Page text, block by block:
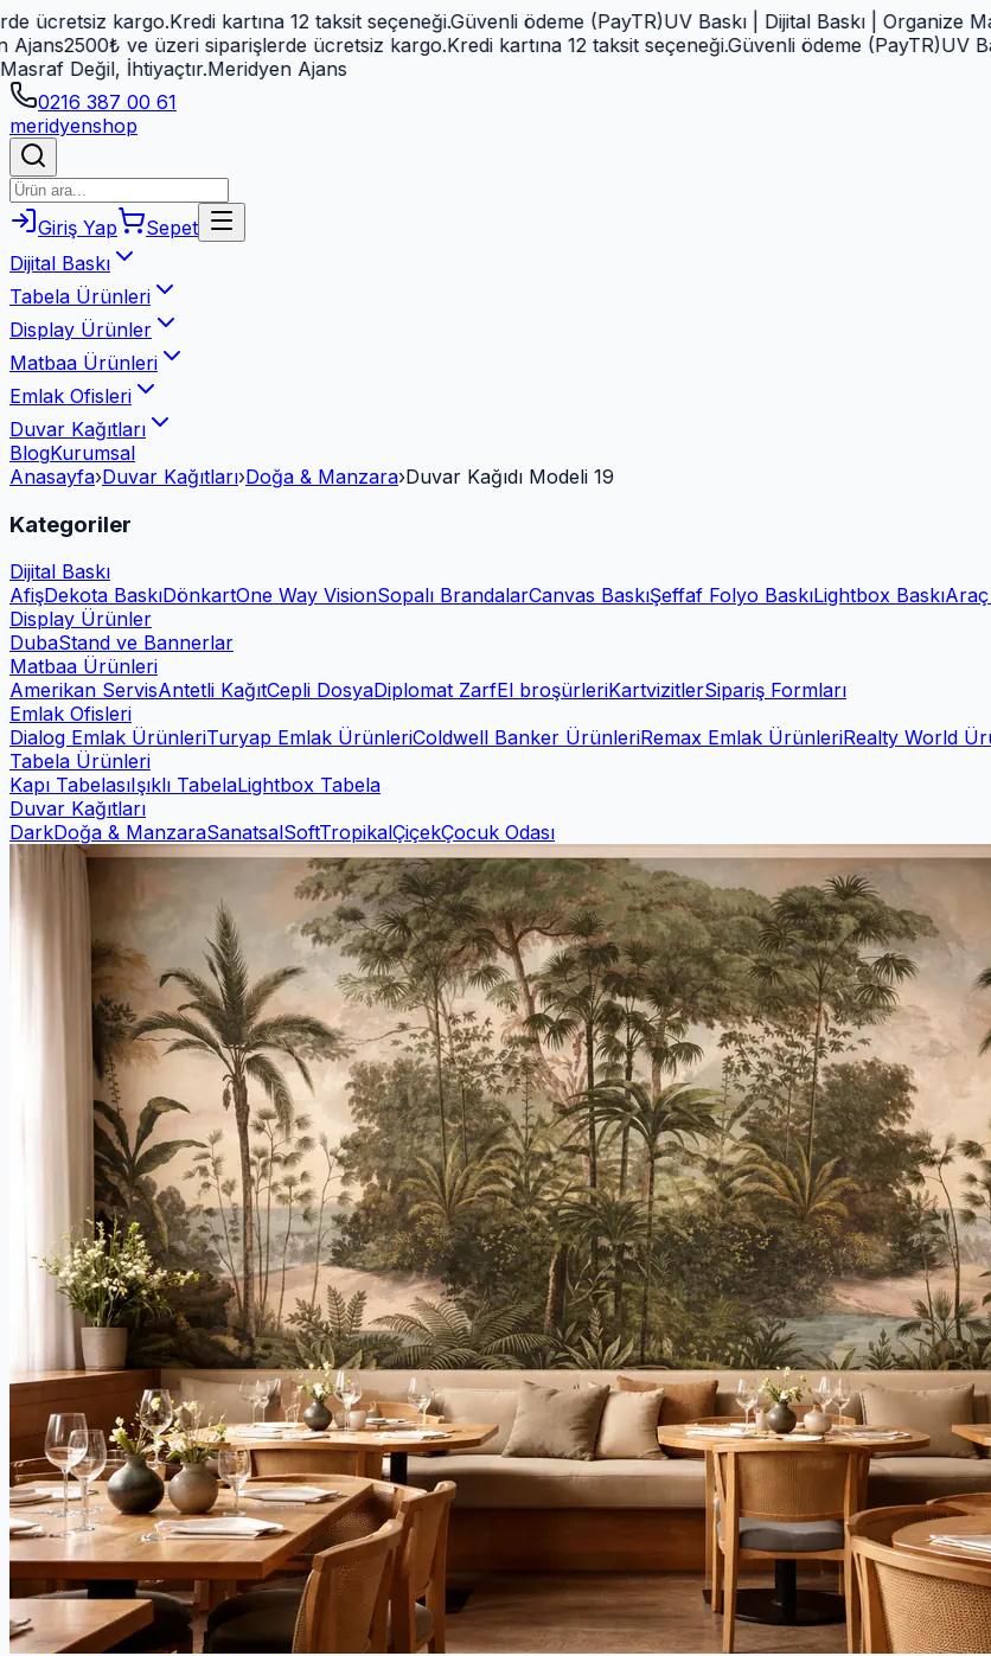
kargo.Kredi kartına 12 taksit seçeneği.Güvenli ödeme (PayTR)UV Baskı | Dijital Baskı | Organize
2500₺ ve üzeri siparişlerde ücretsiz kargo.Kredi kartına 12 taksit seçeneği.Güvenli ödeme (PayTR)UV Baskı |
Değil, İhtiyaçtır.Meridyen Ajans
0216 387 00 61
meridyenshop
Giriş Yap
Sepet
Dijital Baskı
Tabela Ürünleri
Display Ürünler
Matbaa Ürünleri
Emlak Ofisleri
Duvar Kağıtları
BlogKurumsal
Anasayfa›Duvar Kağıtları›Doğa & Manzara›Duvar Kağıdı Modeli 19
Kategoriler
Dijital Baskı
AfişDekota BaskıDönkartOne Way VisionSopalı BrandalarCanvas BaskıŞeffaf Folyo BaskıLightbox Baskı
Display Ürünler
DubaStand ve Bannerlar
Matbaa Ürünleri
Amerikan ServisAntetli KağıtCepli DosyaDiplomat ZarfEl broşürleriKartvizitlerSipariş Formları
Emlak Ofisleri
Dialog Emlak ÜrünleriTuryap Emlak ÜrünleriColdwell Banker ÜrünleriRemax Emlak ÜrünleriRealty World
Tabela Ürünleri
Kapı TabelasıIşıklı TabelaLightbox Tabela
Duvar Kağıtları
DarkDoğa & ManzaraSanatsalSoftTropikalÇiçekÇocuk Odası